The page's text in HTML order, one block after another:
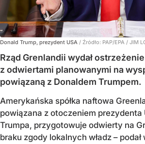
Donald Trump, prezydent USA / Źródło: PAP/EPA / JIM
Rząd Grenlandii wydał
z odwiertami planowanymi na
powiązaną z Donaldem Trumpem.
Amerykańska spółka naftowa
powiązana z otoczeniem prezydenta
Trumpa, przygotowuje odwierty na
braku zgody lokalnych władz –